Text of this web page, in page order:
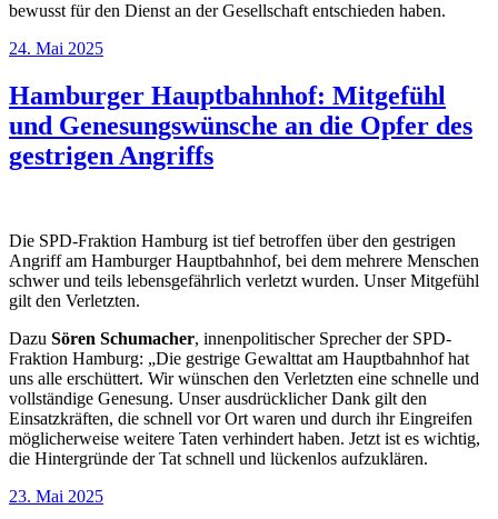
bewusst für den Dienst an der Gesellschaft entschieden haben.
Veröffentlicht
24. Mai 2025
Hamburger Hauptbahnhof: Mitgefühl
und Genesungswünsche an die Opfer des
gestrigen Angriffs
Die SPD-Fraktion Hamburg ist tief betroffen über den gestrigen
Angriff am Hamburger Hauptbahnhof, bei dem mehrere Menschen
schwer und teils lebensgefährlich verletzt wurden. Unser Mitgefühl
gilt den Verletzten.
Dazu Sören Schumacher, innenpolitischer Sprecher der SPD-
Fraktion Hamburg: „Die gestrige Gewalttat am Hauptbahnhof hat
uns alle erschüttert. Wir wünschen den Verletzten eine schnelle und
vollständige Genesung. Unser ausdrücklicher Dank gilt den
Einsatzkräften, die schnell vor Ort waren und durch ihr Eingreifen
möglicherweise weitere Taten verhindert haben. Jetzt ist es wichtig,
die Hintergründe der Tat schnell und lückenlos aufzuklären.
Veröffentlicht
23. Mai 2025